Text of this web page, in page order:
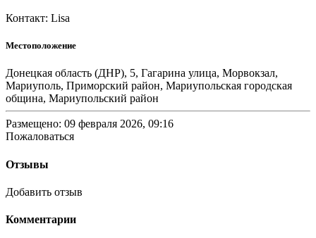
Контакт: Lisa
Местоположение
Донецкая область (ДНР), 5, Гагарина улица, Морвокзал,
Мариуполь, Приморский район, Мариупольская городская
община, Мариупольский район
Размещено: 09 февраля 2026, 09:16
Пожаловаться
Отзывы
Добавить отзыв
Комментарии